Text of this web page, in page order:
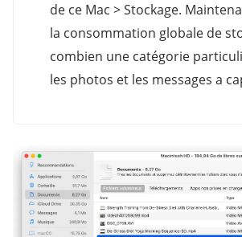
de ce Mac > Stockage.
la consommation globale de
combien une catégorie
les photos et les messages a